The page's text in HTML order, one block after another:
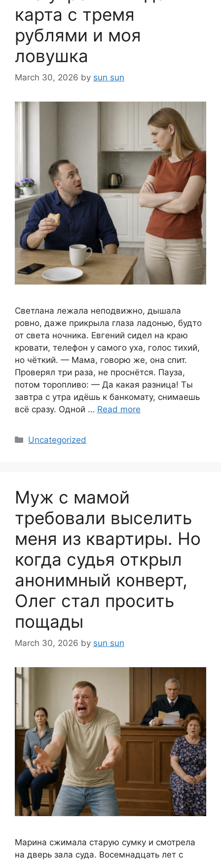
карта с тремя
рублями и моя
ловушка
March 30, 2026 by sun sun
Светлана лежала неподвижно, дышала
ровно, даже прикрыла глаза ладонью, будто
от света ночника. Евгений сидел на краю
кровати, телефон у самого уха, голос тихий,
но чёткий. — Мама, говорю же, она спит.
Проверял три раза, не проснётся. Пауза,
потом торопливо: — Да какая разница! Ты
завтра с утра идёшь к банкомату, снимаешь
всё сразу. Одной … Read more
Categories
Uncategorized
Муж с мамой
требовали выселить
меня из квартиры. Но
когда судья открыл
анонимный конверт,
Олег стал просить
пощады
March 30, 2026 by sun sun
Марина сжимала старую сумку и смотрела
на дверь зала суда. Восемнадцать лет с